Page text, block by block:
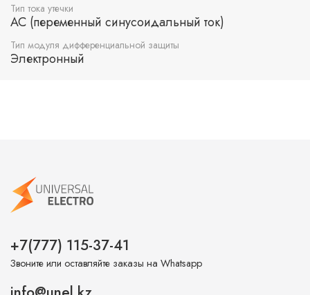
Тип тока утечки
AC (переменный синусоидальный ток)
Тип модуля дифференциальной защиты
Электронный
+7(777) 115-37-41
Звоните или оставляйте заказы на Whatsapp